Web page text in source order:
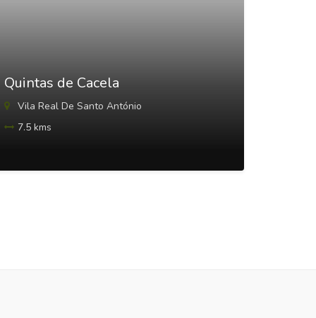
Quintas de Cacela
Vila Real De Santo António
7.5 kms